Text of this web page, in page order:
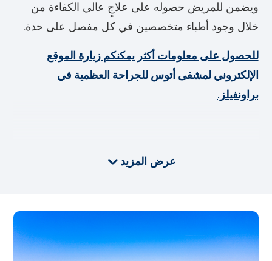
ويضمن للمريض حصوله على علاجٍ عالي الكفاءة من
خلال وجود أطباء متخصصين في كل مفصل على حدة.
للحصول على معلومات أكثر يمكنكم زيارة الموقع
الإلكتروني لمشفى أتوس للجراحة العظمية في
براونفيلز.
عرض المزيد